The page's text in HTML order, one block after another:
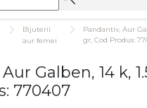
Bijuterii
aur femei
Pandantiv, Aur
gr, Cod Produs:
Galben, 14 k,
770407